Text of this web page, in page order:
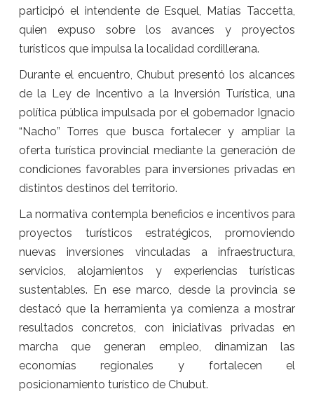
participó el intendente de Esquel, Matías Taccetta,
quien expuso sobre los avances y proyectos
turísticos que impulsa la localidad cordillerana.
Durante el encuentro, Chubut presentó los alcances
de la Ley de Incentivo a la Inversión Turística, una
política pública impulsada por el gobernador Ignacio
“Nacho” Torres que busca fortalecer y ampliar la
oferta turística provincial mediante la generación de
condiciones favorables para inversiones privadas en
distintos destinos del territorio.
La normativa contempla beneficios e incentivos para
proyectos turísticos estratégicos, promoviendo
nuevas inversiones vinculadas a infraestructura,
servicios, alojamientos y experiencias turísticas
sustentables. En ese marco, desde la provincia se
destacó que la herramienta ya comienza a mostrar
resultados concretos, con iniciativas privadas en
marcha que generan empleo, dinamizan las
economías regionales y fortalecen el
posicionamiento turístico de Chubut.